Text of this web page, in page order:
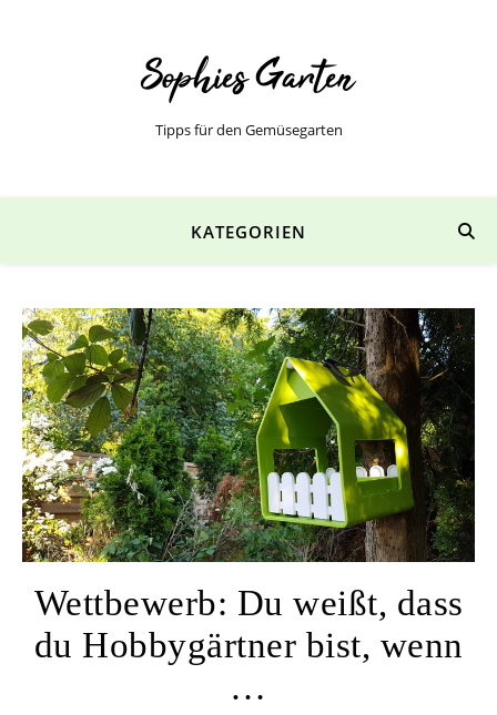
Tipps für den Gemüsegarten
KATEGORIEN
Wettbewerb: Du weißt, dass
du Hobbygärtner bist, wenn
…